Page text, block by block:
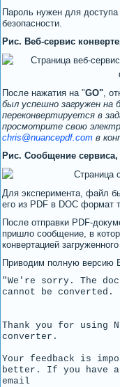
Пароль нужен для
безопасности.
Рис. Веб-сервис
После нажатия на "GO",
был успешно загружен на
переконвертируется в
просмотрите свою
chris@nuancepdf.com в
Рис. Сообщение сервиса,
Для эксперимента, файл
его из PDF в DOC формат
После отправки PDF-
пришло сообщение, в
конвертацией
Приводим полную версию
"We're sorry. The
cannot be converted.
Thank you for using
converter.
Your feedback is
better. If you have
email